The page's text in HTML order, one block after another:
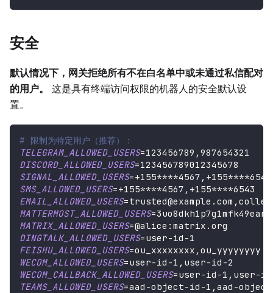
安全
默认情况下，网关拒绝所有不在白名单中或未通过私信配对
的用户。
这是具有终端访问权限的机器人的安全默认设
置。
# 限制为特定用户（推荐）：
TELEGRAM_ALLOWED_USERS=123456789,987654321
DISCORD_ALLOWED_USERS=123456789012345678
SIGNAL_ALLOWED_USERS=+155****4567,+155****6543
SMS_ALLOWED_USERS=+155****4567,+155****6543
EMAIL_ALLOWED_USERS=
MATTERMOST_ALLOWED_USERS=
MATRIX_ALLOWED_USERS=@alice:matrix.org
DINGTALK_ALLOWED_USERS=user-id-1
FEISHU_ALLOWED_USERS=ou_xxxxxxxx,ou_yyyyyyyy
WECOM_ALLOWED_USERS=user-id-1,user-id-2
WECOM_CALLBACK_ALLOWED_USERS=user-id-1,user-
TEAMS_ALLOWED_USERS=aad-object-id-1,aad-